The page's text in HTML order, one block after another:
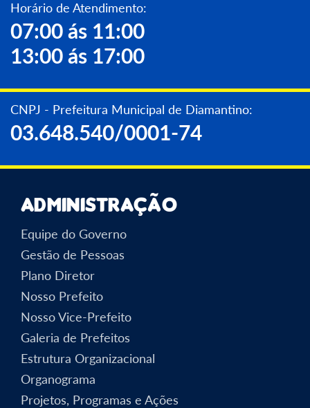
Horário de Atendimento:
07:00 ás 11:00
13:00 ás 17:00
CNPJ - Prefeitura Municipal de Diamantino:
03.648.540/0001-74
Administração
Equipe do Governo
Gestão de Pessoas
Plano Diretor
Nosso Prefeito
Nosso Vice-Prefeito
Galeria de Prefeitos
Estrutura Organizacional
Organograma
Projetos, Programas e Ações